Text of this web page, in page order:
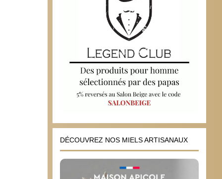
DÉCOUVREZ NOS MIELS ARTISANAUX